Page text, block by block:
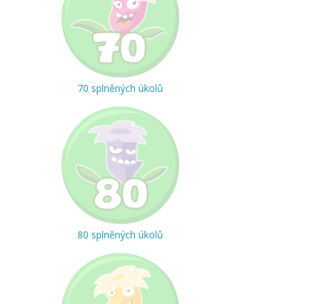
70 splněných úkolů
80 splněných úkolů